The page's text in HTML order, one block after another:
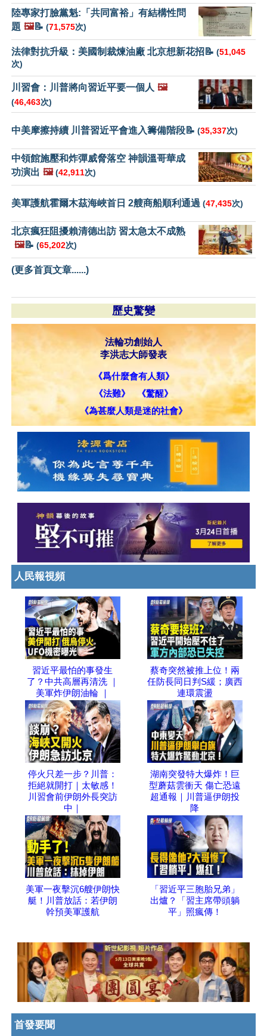
陸專家打臉黨魁:「共同富裕」有結構性問
題 🖼️📝 (71,575次)
法律對抗升級：美國制裁煉油廠 北京想新花招📝 (51,045
次)
川習會：川普將向習近平要一個人 🖼️
(46,463次)
中美摩擦持續 川普習近平會進入籌備階段📝 (35,337次)
中領館施壓和炸彈威脅落空 神韻溫哥華成
功演出 🖼️ (42,911次)
美軍護航霍爾木茲海峽首日 2艘商船順利通過 (47,435次)
北京瘋狂阻擾賴清德出訪 習太急太不成熟
🖼️📝 (65,202次)
(更多首頁文章......)
歷史驚變
法輪功創始人
李洪志大師發表
《爲什麼會有人類》
《法難》
《驚醒》
《為甚麼人類是迷的社會》
人民報視頻
習近平最怕的事發生
了？中共高層再清洗 ｜
美軍炸伊朗油輪 ｜
蔡奇突然被推上位！兩
任防長同日判S緩；廣西
連環震盪
停火只差一步？川普：
拒絕就開打｜太敏感！
川習會前伊朗外長突訪
中｜
湖南突發特大爆炸！巨
型蘑菇雲衝天 傷亡恐遠
超通報｜川普逼伊朗投
降
美軍一夜擊沉6艘伊朗快
艇！川普放話：若伊朗
幹預美軍護航
「習近平三胞胎兄弟」
出爐？「習主席帶頭躺
平」照瘋傳！
首發要聞